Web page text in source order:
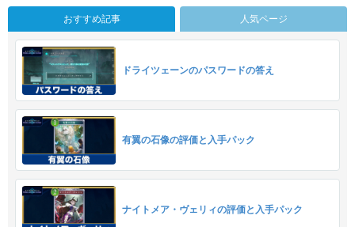
おすすめ記事 人気ページ
ドライツェーンのパスワードの答え
有翼の石像の評価と入手パック
ナイトメア・ヴェリィの評価と入手パック